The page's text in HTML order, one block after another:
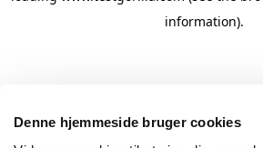
Denne hjemmeside bruger cookies
information).